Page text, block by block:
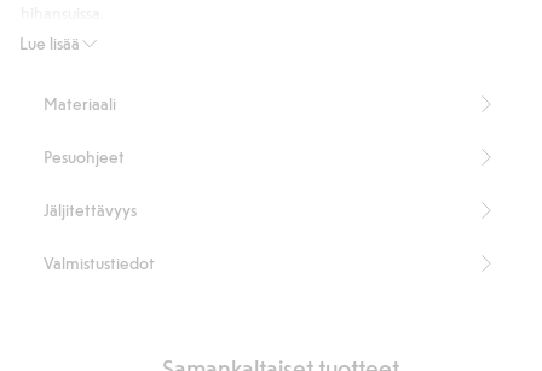
Lue lisää
Tuotenumero
Materiaali
Pesuohjeet
Jäljitettävyys
Valmistustiedot